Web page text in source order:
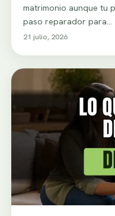
matrimonio aunque tu
paso reparador para…
21 julio, 2026